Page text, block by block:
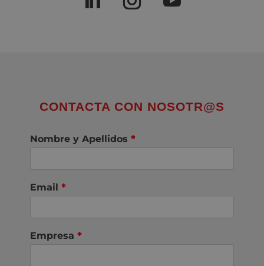
CONTACTA CON NOSOTR@S
Nombre y Apellidos *
Email *
Empresa *